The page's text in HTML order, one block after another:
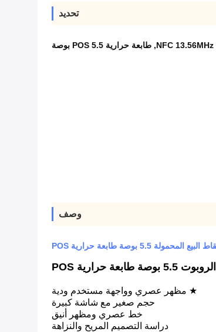
تحديد
, طابعة حرارية POS 5.5 بوصة
وصف
★ مظهر عصري وواجهة مستخدم ودية
حجم صغير مع شاشة كبيرة
خط عصري ومظهر أنيق
دراسة التصميم المريح والنزاهة